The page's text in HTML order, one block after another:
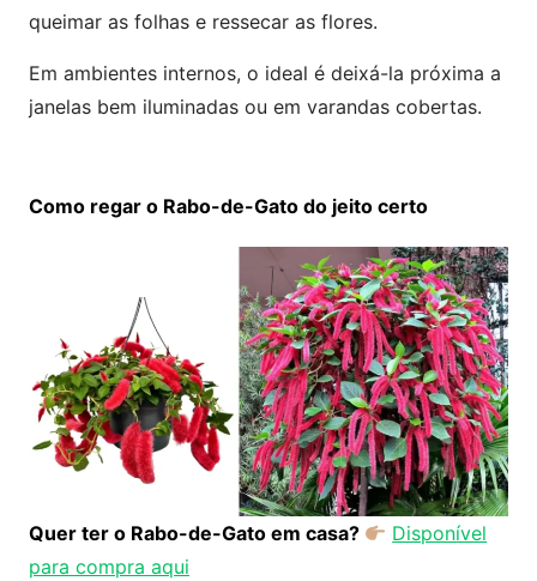
queimar as folhas e ressecar as flores.
Em ambientes internos, o ideal é deixá-la próxima a
janelas bem iluminadas ou em varandas cobertas.
Como regar o Rabo-de-Gato do jeito certo
Quer ter o Rabo-de-Gato em casa?
Disponível
para compra aqui